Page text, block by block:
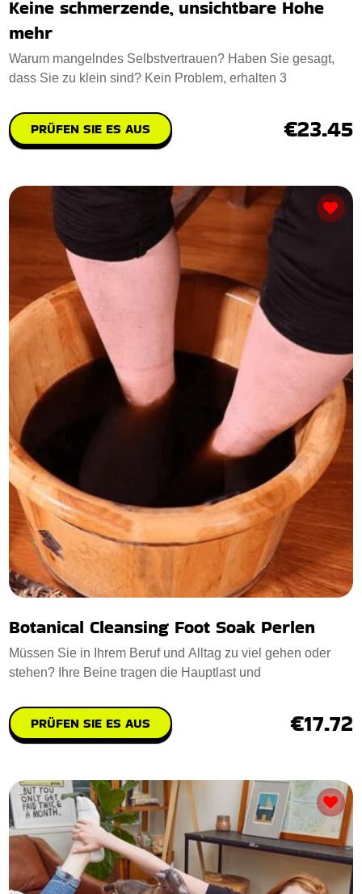
Keine schmerzende, unsichtbare Hohe
mehr
Warum mangelndes Selbstvertrauen? Haben Sie gesagt,
dass Sie zu klein sind? Kein Problem, erhalten 3
PRÜFEN SIE ES AUS €23.45
Botanical Cleansing Foot Soak Perlen
Müssen Sie in Ihrem Beruf und Alltag zu viel gehen oder
stehen? Ihre Beine tragen die Hauptlast und
PRÜFEN SIE ES AUS €17.72